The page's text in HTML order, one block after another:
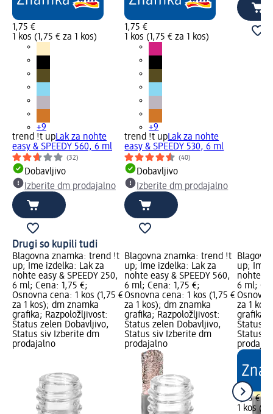
1,75 €
1 kos (1,75 € za 1 kos)
+9
trend !t upLak za nohte
easy & SPEEDY 560, 6 ml
(32)
Dobavljivo
Izberite dm prodajalno
1,75 €
1 kos (1,75 € za 1 kos)
+9
trend !t upLak za nohte
easy & SPEEDY 530, 6 ml
(40)
Dobavljivo
Izberite dm prodajalno
Drugi so kupili tudi
Blagovna znamka: trend !t
up; Ime izdelka: Lak za
nohte easy & SPEEDY 250,
6 ml; Cena: 1,75 €;
Osnovna cena: 1 kos (1,75 €
za 1 kos); dm znamka
grafika; Razpoložljivost:
Status zelen Dobavljivo,
Status siv Izberite dm
prodajalno
Blagovna znamka: trend !t
up; Ime izdelka: Lak za
nohte easy & SPEEDY 560,
6 ml; Cena: 1,75 €;
Osnovna cena: 1 kos (1,75 €
za 1 kos); dm znamka
grafika; Razpoložljivost:
Status zelen Dobavljivo,
Status siv Izberite dm
prodajalno
up; Ime
nohte
6 ml;
za 1
grafika;
Status
Status
1,75 €
1 kos